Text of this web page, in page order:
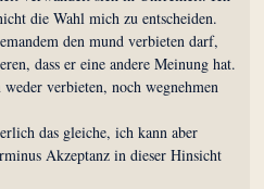
die Wahl mich zu entscheiden.
den mund verbieten darf,
dass er eine andere Meinung hat.
verbieten, noch wegnehmen
das gleiche, ich kann aber
Akzeptanz in dieser Hinsicht